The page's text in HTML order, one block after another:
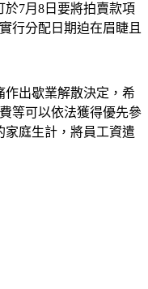
7月8日要將拍賣款項
行分配日期迫在眉睫且
作出歇業解散決定，希
等可以依法獲得優先參
家庭生計，將員工資遣